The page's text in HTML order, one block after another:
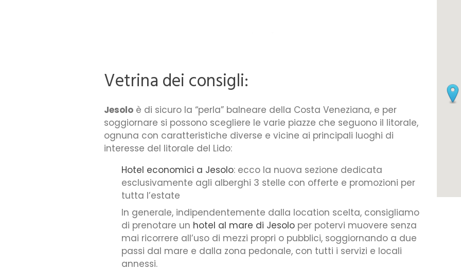
Vetrina dei consigli:
Jesolo è di sicuro la “perla” balneare della Costa Veneziana, e per
soggiornare si possono scegliere le varie piazze che seguono il litorale,
ognuna con caratteristiche diverse e vicine ai principali luoghi di
interesse del litorale del Lido:
Hotel economici a Jesolo: ecco la nuova sezione dedicata
esclusivamente agli alberghi 3 stelle con offerte e promozioni per
tutta l’estate
In generale, indipendentemente dalla location scelta, consigliamo
di prenotare un hotel al mare di Jesolo per potervi muovere senza
mai ricorrere all’uso di mezzi propri o pubblici, soggiornando a due
passi dal mare e dalla zona pedonale, con tutti i servizi e locali
annessi.